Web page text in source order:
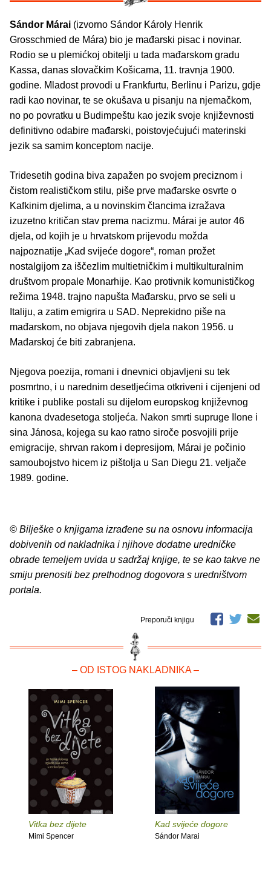
Sándor Márai (izvorno Sándor Károly Henrik
Grosschmied de Mára) bio je mađarski pisac i novinar.
Rodio se u plemićkoj obitelji u tada mađarskom gradu
Kassa, danas slovačkim Košicama, 11. travnja 1900.
godine. Mladost provodi u Frankfurtu, Berlinu i Parizu, gdje
radi kao novinar, te se okušava u pisanju na njemačkom,
no po povratku u Budimpeštu kao jezik svoje književnosti
definitivno odabire mađarski, poistovjećujući materinski
jezik sa samim konceptom nacije.
Tridesetih godina biva zapažen po svojem preciznom i
čistom realističkom stilu, piše prve mađarske osvrte o
Kafkinim djelima, a u novinskim člancima izražava
izuzetno kritičan stav prema nacizmu. Márai je autor 46
djela, od kojih je u hrvatskom prijevodu možda
najpoznatije „Kad svijeće dogore“, roman prožet
nostalgijom za iščezlim multietničkim i multikulturalnim
društvom propale Monarhije. Kao protivnik komunističkog
režima 1948. trajno napušta Mađarsku, prvo se seli u
Italiju, a zatim emigrira u SAD. Neprekidno piše na
mađarskom, no objava njegovih djela nakon 1956. u
Mađarskoj će biti zabranjena.
Njegova poezija, romani i dnevnici objavljeni su tek
posmrtno, i u narednim desetljećima otkriveni i cijenjeni od
kritike i publike postali su dijelom europskog književnog
kanona dvadesetoga stoljeća. Nakon smrti supruge Ilone i
sina Jánosa, kojega su kao ratno siroče posvojili prije
emigracije, shrvan rakom i depresijom, Márai je počinio
samoubojstvo hicem iz pištolja u San Diegu 21. veljače
1989. godine.
© Bilješke o knjigama izrađene su na osnovu informacija
dobivenih od nakladnika i njihove dodatne uredničke
obrade temeljem uvida u sadržaj knjige, te se kao takve ne
smiju prenositi bez prethodnog dogovora s uredništvom
portala.
Preporuči knjigu
– OD ISTOG NAKLADNIKA –
Vitka bez dijete
Mimi Spencer
Kad svijeće dogore
Sándor Marai